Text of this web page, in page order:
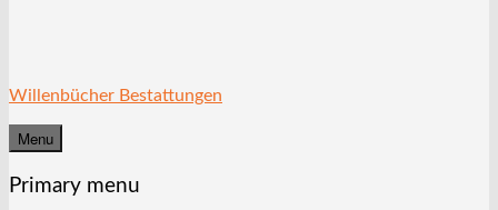
Willenbücher Bestattungen
Menu
Primary menu